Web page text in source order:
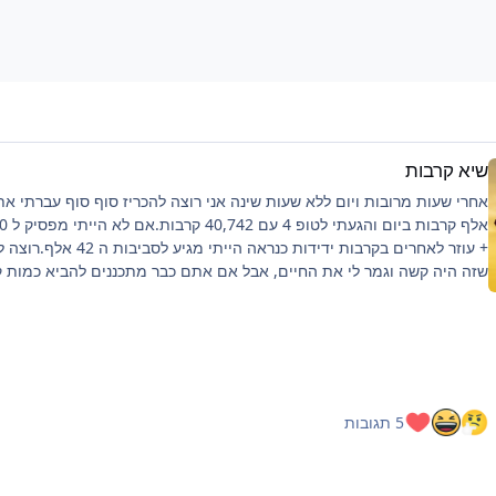
שיא קרבות
+ עוזר לאחרים בקרבות ידידות כנראה הייתי מגיע
שזה היה קשה וגמר לי את החיים, אבל אם אתם כבר מתכננים להביא כמות
שיותר.מפתחות זהב וכל דבר אחר שמבחינתי הוא סקאם בציפיה כמה שפחות
5 תגובות